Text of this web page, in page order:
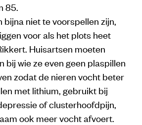
85.
niet te voorspellen zijn,
voor als het plots heet
Huisartsen moeten
bij wie ze even geen plaspillen
zodat de nieren vocht beter
met lithium, gebruikt bij
of clusterhoofdpijn,
ook meer vocht afvoert.